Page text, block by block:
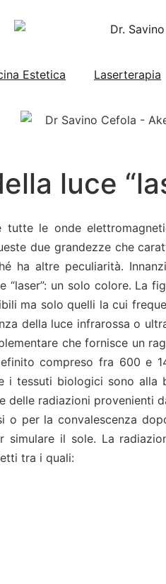
Estetica Laserterapia
luce
le onde
due grandezze che
ha altre peculiarità.
un solo colore. La
ma solo quelli la cui
della luce infrarossa o
che fornisce un
compreso fra 600
i tessuti biologici sono
delle radiazioni
o per la convalescenza
simulare il sole. La
tra i quali: